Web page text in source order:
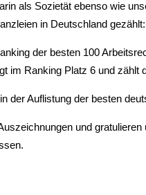
als Sozietät ebenso wie
in Deutschland gezählt:
der besten 100
im Ranking Platz 6 und
der Auflistung der besten
und